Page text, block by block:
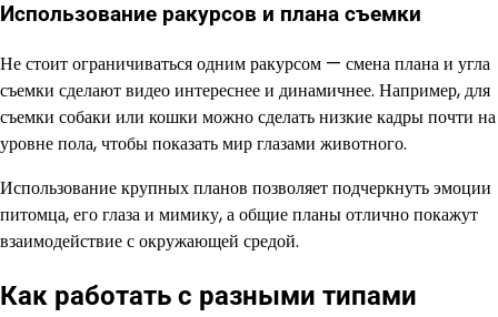
Использование ракурсов и плана съемки
Не стоит ограничиваться одним ракурсом — смена плана и угла
съемки сделают видео интереснее и динамичнее. Например, для
съемки собаки или кошки можно сделать низкие кадры почти на
уровне пола, чтобы показать мир глазами животного.
Использование крупных планов позволяет подчеркнуть эмоции
питомца, его глаза и мимику, а общие планы отлично покажут
взаимодействие с окружающей средой.
Как работать с разными типами